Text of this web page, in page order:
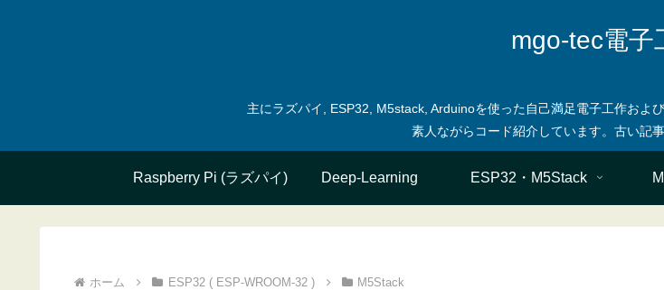
mgo-tec電子
主にラズパイ, ESP32, M5stack, Arduinoを使った自己満足電子工作およ
Raspberry Pi (ラズパイ) Deep-Learning ESP32・M5Stack
ホーム ESP32 ( ESP-WROOM-32 ) M5Stack